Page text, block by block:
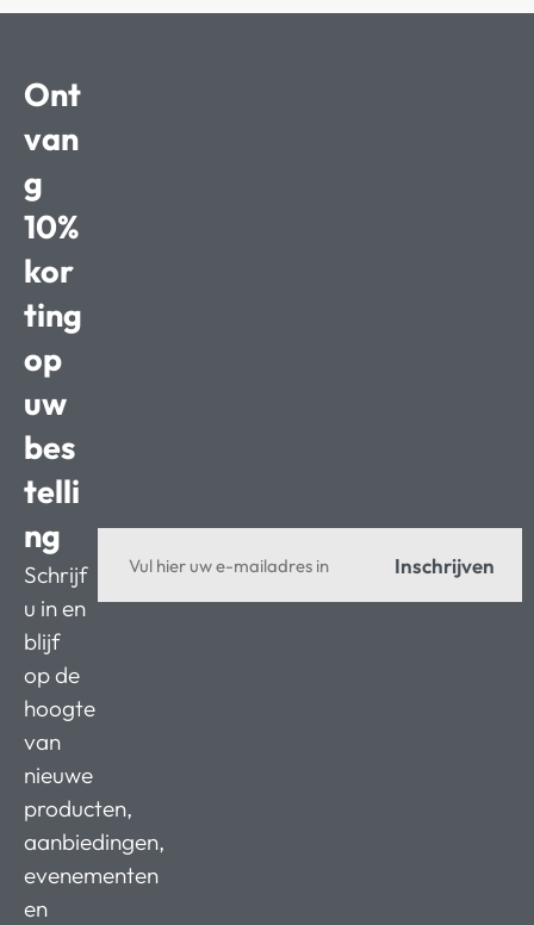
Ont
van
g
10%
kor
ting
op
uw
bes
telli
ng
Schrijf
u in en
blijf
op de
hoogte
van
nieuwe
producten,
aanbiedingen,
evenementen
en
Inschrijven